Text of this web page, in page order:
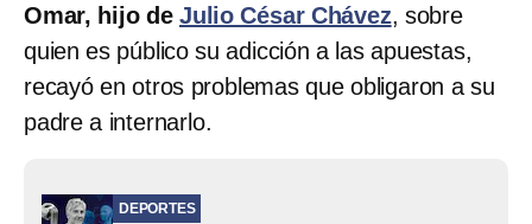
Omar, hijo deJulio César Chávez, sobre
quien es público su adicción a las apuestas,
recayó en otros problemas que obligaron a su
padre a internarlo.
DEPORTES